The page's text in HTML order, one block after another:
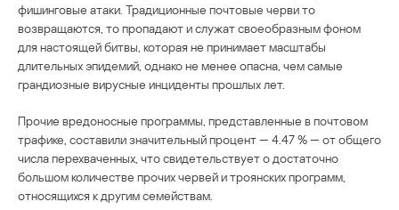
фишинговые атаки. Традиционные почтовые черви то
возвращаются, то пропадают и служат своеобразным фоном
для настоящей битвы, которая не принимает масштабы
длительных эпидемий, однако не менее опасна, чем самые
грандиозные вирусные инциденты прошлых лет.
Прочие вредоносные программы, представленные в почтовом
трафике, составили значительный процент — 4.47 % — от общего
числа перехваченных, что свидетельствует о достаточно
большом количестве прочих червей и троянских программ,
относящихся к другим семействам.